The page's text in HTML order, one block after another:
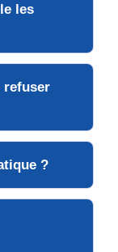
les
refuser
?